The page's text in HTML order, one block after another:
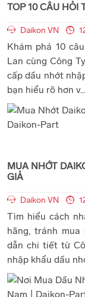
TOP 10 CÂU HỎI
Daikon VN
Khám phá 10
Lan cùng Công
cấp dầu nhớt
bạn hiểu rõ hơn v...
MUA NHỚT
GIẢ
Daikon VN
Tìm hiểu cách
hãng, tránh
dẫn chi tiết từ
nhập khẩu dầu